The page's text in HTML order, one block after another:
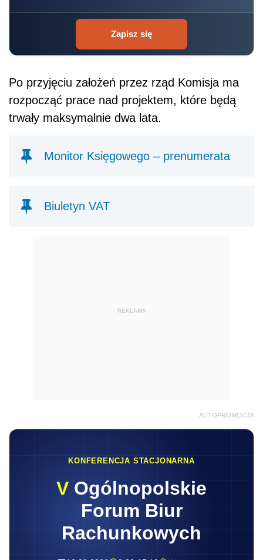
Zapisz się
Po przyjęciu założeń przez rząd Komisja ma
rozpocząć prace nad projektem, które będą
trwały maksymalnie dwa lata.
Monitor Księgowego – prenumerata
Biuletyn VAT
REKLAMA
AUTOPROMOCJA
KONFERENCJA STACJONARNA
V Ogólnopolskie
Forum Biur
Rachunkowych